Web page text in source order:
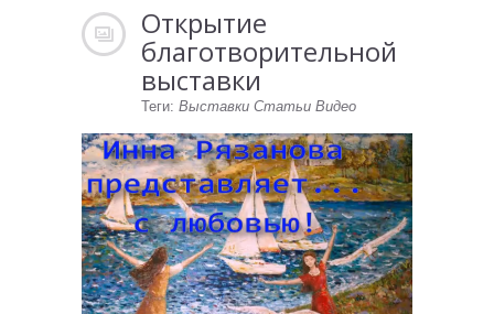
Открытие
благотворительной
выставки
Теги: Выставки Статьи Видео